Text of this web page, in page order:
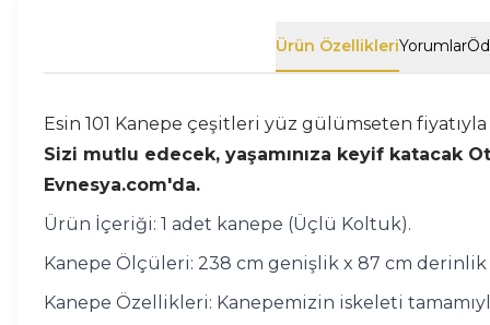
Ürün ÖzellikleriYorumlar
Esin 101 Kanepe çeşitleri yüz gülümseten fiyatıyla
Sizi mutlu edecek, yaşamınıza keyif katacak
Evnesya.com'da.
Ürün İçeriği: 1 adet kanepe (Üçlü Koltuk).
Kanepe Ölçüleri: 238 cm genişlik x 87 cm
Kanepe Özellikleri: Kanepemizin iskeleti